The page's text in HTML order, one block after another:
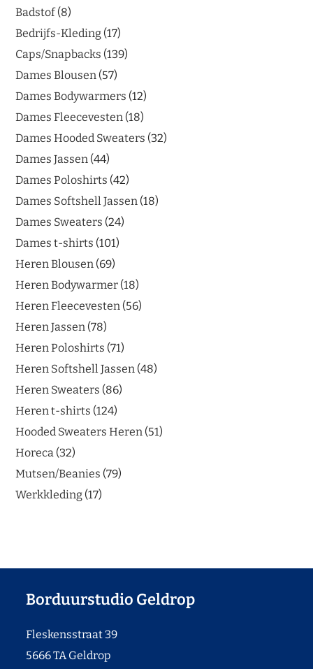
Badstof 8
Bedrijfs-Kleding 17
Caps/Snapbacks 139
Dames Blousen 57
Dames Bodywarmers 12
Dames Fleecevesten 18
Dames Hooded Sweaters 32
Dames Jassen 44
Dames Poloshirts 42
Dames Softshell Jassen 18
Dames Sweaters 24
Dames t-shirts 101
Heren Blousen 69
Heren Bodywarmer 18
Heren Fleecevesten 56
Heren Jassen 78
Heren Poloshirts 71
Heren Softshell Jassen 48
Heren Sweaters 86
Heren t-shirts 124
Hooded Sweaters Heren 51
Horeca 32
Mutsen/Beanies 79
Werkkleding 17
Borduurstudio Geldrop
Fleskensstraat 39
5666 TA Geldrop